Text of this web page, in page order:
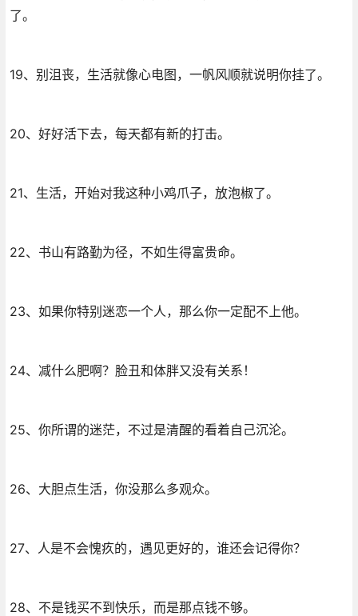
了。
19、别沮丧，生活就像心电图，一帆风顺就说明你挂了。
20、好好活下去，每天都有新的打击。
21、生活，开始对我这种小鸡爪子，放泡椒了。
22、书山有路勤为径，不如生得富贵命。
23、如果你特别迷恋一个人，那么你一定配不上他。
24、减什么肥啊？脸丑和体胖又没有关系！
25、你所谓的迷茫，不过是清醒的看着自己沉沦。
26、大胆点生活，你没那么多观众。
27、人是不会愧疚的，遇见更好的，谁还会记得你？
28、不是钱买不到快乐，而是那点钱不够。